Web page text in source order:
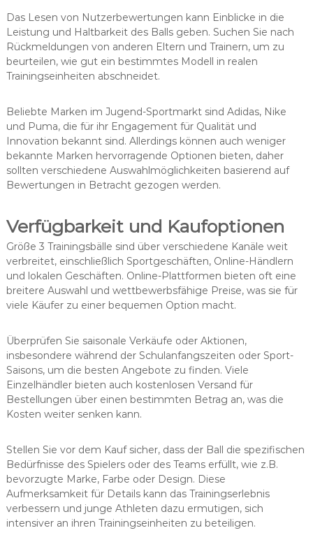
Das Lesen von Nutzerbewertungen kann Einblicke in die
Leistung und Haltbarkeit des Balls geben. Suchen Sie nach
Rückmeldungen von anderen Eltern und Trainern, um zu
beurteilen, wie gut ein bestimmtes Modell in realen
Trainingseinheiten abschneidet.
Beliebte Marken im Jugend-Sportmarkt sind Adidas, Nike
und Puma, die für ihr Engagement für Qualität und
Innovation bekannt sind. Allerdings können auch weniger
bekannte Marken hervorragende Optionen bieten, daher
sollten verschiedene Auswahlmöglichkeiten basierend auf
Bewertungen in Betracht gezogen werden.
Verfügbarkeit und Kaufoptionen
Größe 3 Trainingsbälle sind über verschiedene Kanäle weit
verbreitet, einschließlich Sportgeschäften, Online-Händlern
und lokalen Geschäften. Online-Plattformen bieten oft eine
breitere Auswahl und wettbewerbsfähige Preise, was sie für
viele Käufer zu einer bequemen Option macht.
Überprüfen Sie saisonale Verkäufe oder Aktionen,
insbesondere während der Schulanfangszeiten oder Sport-
Saisons, um die besten Angebote zu finden. Viele
Einzelhändler bieten auch kostenlosen Versand für
Bestellungen über einen bestimmten Betrag an, was die
Kosten weiter senken kann.
Stellen Sie vor dem Kauf sicher, dass der Ball die spezifischen
Bedürfnisse des Spielers oder des Teams erfüllt, wie z.B.
bevorzugte Marke, Farbe oder Design. Diese
Aufmerksamkeit für Details kann das Trainingserlebnis
verbessern und junge Athleten dazu ermutigen, sich
intensiver an ihren Trainingseinheiten zu beteiligen.